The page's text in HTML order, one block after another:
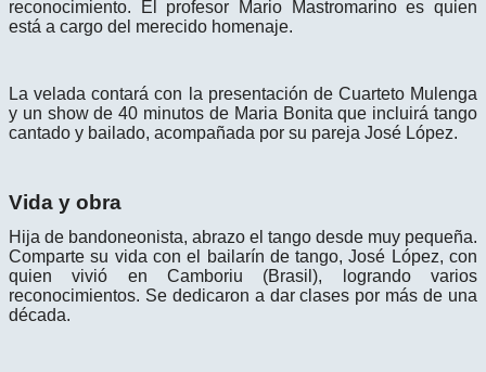
reconocimiento. El profesor Mario Mastromarino es quien
está a cargo del merecido homenaje.
La velada contará con la presentación de Cuarteto Mulenga
y un show de 40 minutos de Maria Bonita que incluirá tango
cantado y bailado, acompañada por su pareja José López.
Vida y obra
Hija de bandoneonista, abrazo el tango desde muy pequeña.
Comparte su vida con el bailarín de tango, José López, con
quien vivió en Camboriu (Brasil), logrando varios
reconocimientos. Se dedicaron a dar clases por más de una
década.